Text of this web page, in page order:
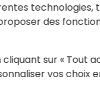
technologies,
des
sur « Tout
vos choix